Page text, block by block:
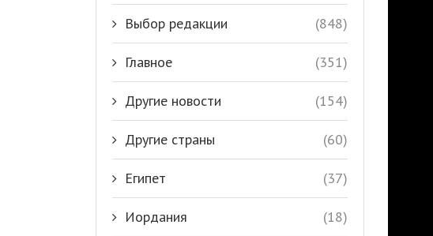
Выбор редакции (848)
Главное (351)
Другие новости (154)
Другие страны (60)
Египет (37)
Иордания (18)